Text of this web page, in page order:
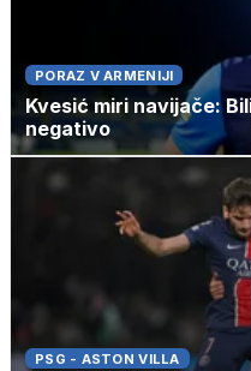
PORAZ V ARMENIJI
Kvesić miri navijače:
negativo
PSG - ASTON VILLA